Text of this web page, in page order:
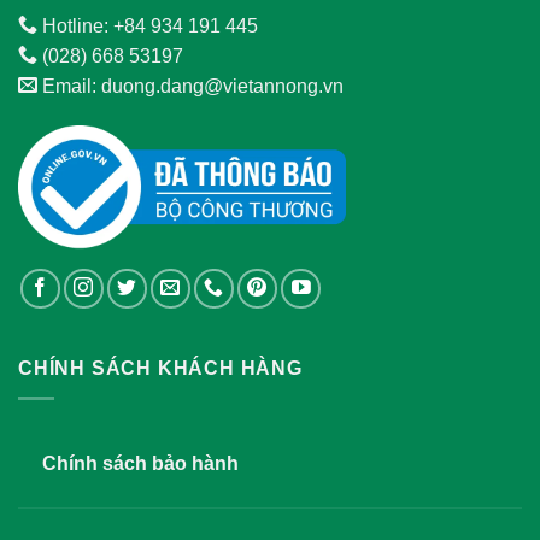
Hotline: +84 934 191 445
(028) 668 53197
Email: duong.dang@vietannong.vn
CHÍNH SÁCH KHÁCH HÀNG
Chính sách bảo hành